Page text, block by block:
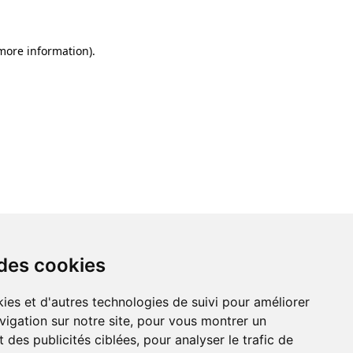
cookies
et d'autres technologies de suivi pour améliorer
sur notre site, pour vous montrer un
des publicités ciblées, pour analyser le trafic de
information).